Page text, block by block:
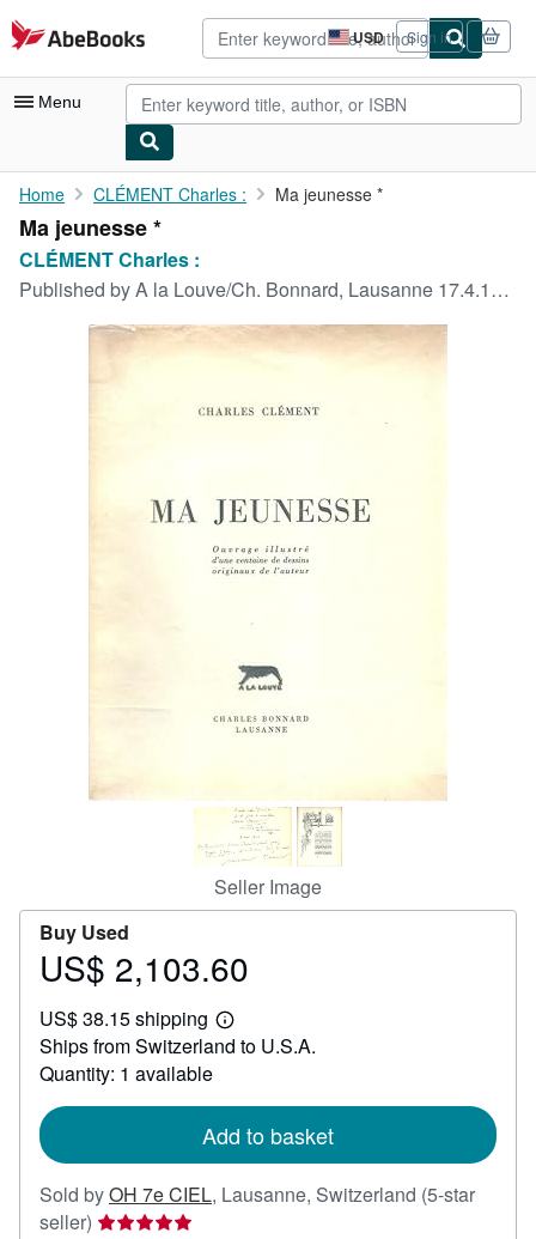
Skip to main content
AbeBooks.com USD
Site
shopping
preferences
Sign in
Menu
My Account
My Purchases
Rare Books
Home CLÉMENT Charles : Ma jeunesse *
Ma jeunesse *
CLÉMENT Charles :
Published byA la Louve/Ch. Bonnard, Lausanne 17.4.1936.
Seller Image
Buy Used
Price
2,103.60
US$ 2,103.60
US$ 38.15 shipping
Learn
more
Ships from Switzerland to U.S.A.
Quantity: 1 available
Add to basket
Sold byOH 7e CIEL, Lausanne, Switzerland (5-star
seller) Seller